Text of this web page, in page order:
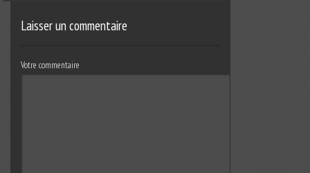
Laisser un commentaire
Votre commentaire